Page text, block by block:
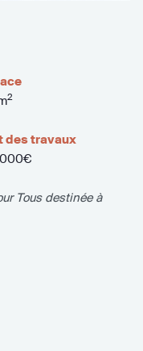
2
des travaux
Tous destinée à